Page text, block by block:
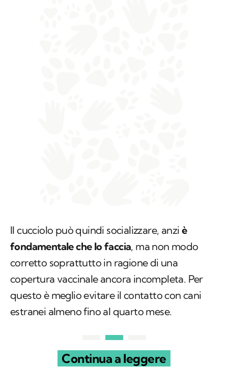
Il cucciolo può quindi socializzare, anzi è
fondamentale che lo faccia, ma non modo
corretto soprattutto in ragione di una
copertura vaccinale ancora incompleta. Per
questo è meglio evitare il contatto con cani
estranei almeno fino al quarto mese.
Continua a leggere